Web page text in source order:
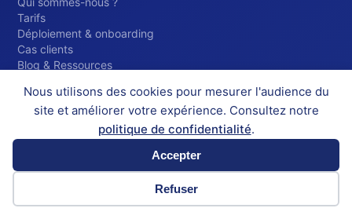
Nous utilisons des cookies pour mesurer l'audience du
site et améliorer votre expérience. Consultez notre
politique de confidentialité.
Accepter
Refuser
Tarifs
Déploiement & onboarding
Cas clients
Blog & Ressources
PRODUIT
Toute la plateforme
Chaîne de Plans
Plan Visiteurs